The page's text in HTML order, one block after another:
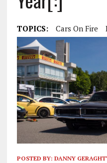
TOPICS: Cars On Fire
POSTED BY: DANNY